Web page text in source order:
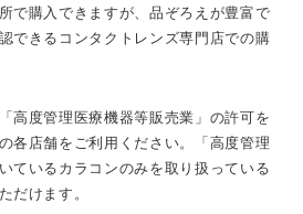
で購入できますが、品ぞろえが豊富で
できるコンタクトレンズ専門店での購
高度管理医療機器等販売業」の許可を
各店舗をご利用ください。「高度管理
ているカラコンのみを取り扱っている
だけます。